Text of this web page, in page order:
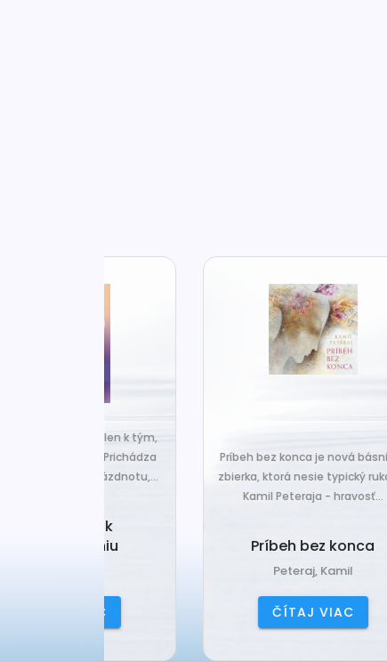
Príbeh bez konca je nová básnická
zbierka, ktorá nesie typický rukopis
Kamil Peteraja - hravosť...
Príbeh bez konca